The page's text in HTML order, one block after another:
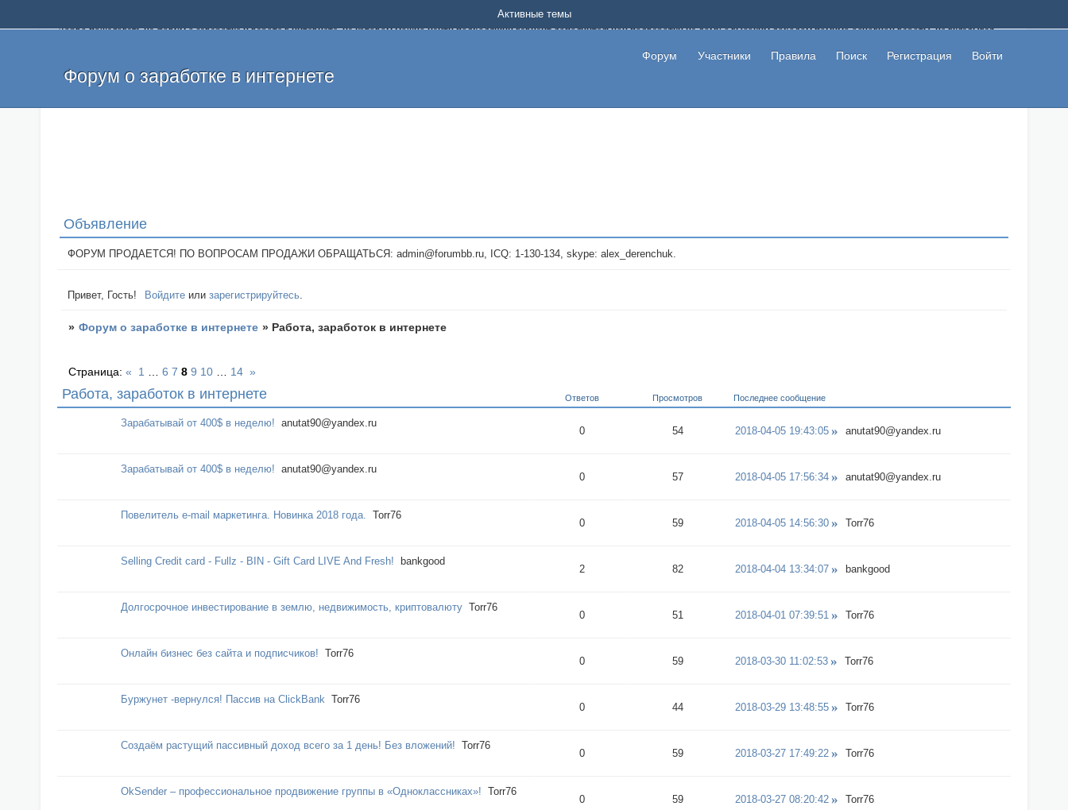
Добро пожаловать на форум о заработке и работе в интернете, на котором можно найти подходящий вариант дополнительной подработки на дому с высоким доходом помимо основной работы, не вкладывая
и оставлять свои отзывы. Если вы знаете, что определенный проект или сайт не платит, то указывайте в теме что это лохотрон, чтобы другие пользователи не попались на развод. Вы сможете начать зарабатывать
легкие деньги без вложений и регистрации уже сегодня. Создавайте новые темы, размещайте объявления со своими пригласительными ссылками и первая прибыль не заставит себя долго ждать.
Форум о заработке в интернете
Форум Участники Правила Поиск Регистрация Войти
Активные темы
Объявление
ФОРУМ ПРОДАЕТСЯ! ПО ВОПРОСАМ ПРОДАЖИ ОБРАЩАТЬСЯ: admin@forumbb.ru, ICQ: 1-130-134, skype: alex_derenchuk.
Привет, Гость! Войдите илизарегистрируйтесь.
» Форум о заработке в интернете » Работа, заработок в интернете
Работа, заработок в интернете
Страница:« 1 … 6 7 8 9 10 … 14 »
Ответов Просмотров Последнее сообщение
Зарабатывай от 400$ в неделю! anutat90@yandex.ru
0 54 2018-04-05 19:43:05 anutat90@yandex.ru
Зарабатывай от 400$ в неделю! anutat90@yandex.ru
0 57 2018-04-05 17:56:34 anutat90@yandex.ru
Повелитель e-mail маркетинга. Новинка 2018 года. Torr76
0 59 2018-04-05 14:56:30 Torr76
Selling Credit card - Fullz - BIN - Gift Card LIVE And Fresh! bankgood
2 82 2018-04-04 13:34:07 bankgood
Долгосрочное инвестирование в землю, недвижимость, криптовалюту Torr76
0 51 2018-04-01 07:39:51 Torr76
Онлайн бизнес без сайта и подписчиков! Torr76
0 59 2018-03-30 11:02:53 Torr76
Буржунет -вернулся! Пассив на ClickBank Torr76
0 44 2018-03-29 13:48:55 Torr76
Создаём растущий пассивный доход всего за 1 день! Без вложений! Torr76
0 59 2018-03-27 17:49:22 Torr76
OkSender – профессиональное продвижение группы в «Одноклассниках»! Torr76
0 59 2018-03-27 08:20:42 Torr76